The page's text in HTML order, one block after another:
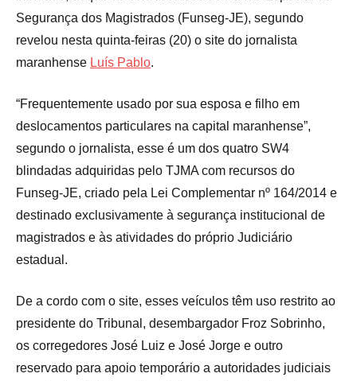
Segurança dos Magistrados (Funseg-JE), segundo
revelou nesta quinta-feiras (20) o site do jornalista
maranhense Luís Pablo.
“Frequentemente usado por sua esposa e filho em
deslocamentos particulares na capital maranhense”,
segundo o jornalista, esse é um dos quatro SW4
blindadas adquiridas pelo TJMA com recursos do
Funseg-JE, criado pela Lei Complementar nº 164/2014 e
destinado exclusivamente à segurança institucional de
magistrados e às atividades do próprio Judiciário
estadual.
De a cordo com o site, esses veículos têm uso restrito ao
presidente do Tribunal, desembargador Froz Sobrinho,
os corregedores José Luiz e José Jorge e outro
reservado para apoio temporário a autoridades judiciais